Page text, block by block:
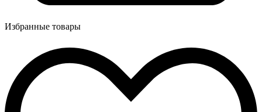
Избранные товары